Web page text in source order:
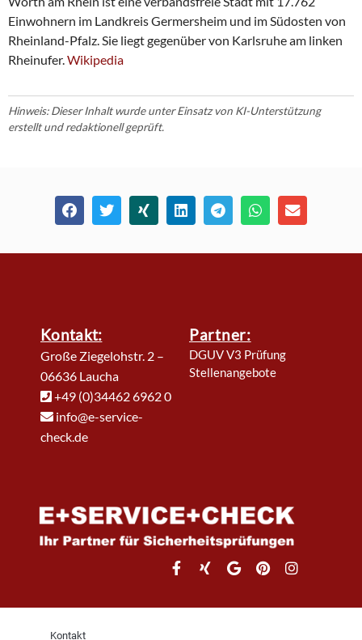
Einwohnern im Landkreis Germersheim und im Südosten von
Rheinland-Pfalz. Sie liegt gegenüber von Karlsruhe am linken
Rheinufer.Wikipedia
Hinweis: Dieser Inhalt wurde unter Einsatz von KI-Unterstützung
erstellt und redaktionell geprüft.
Kontakt:
Große Ziegelohstr. 2 –
06636 Laucha
+49 (0)34462 6962 0
info@e-service-
check.de
Partner:
DGUV V3 Prüfung
Stellenangebote
Kontakt